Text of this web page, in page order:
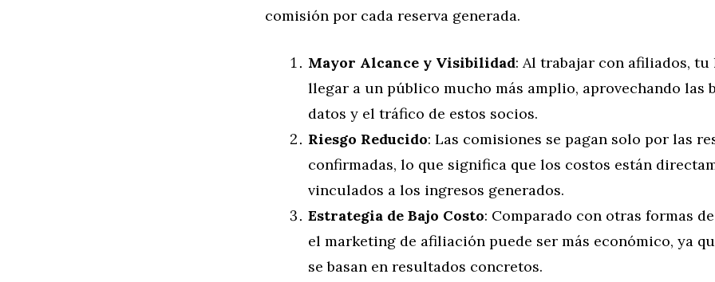
comisión por cada reserva generada.
Mayor Alcance y Visibilidad: Al trabajar con afiliados, tu
llegar a un público mucho más amplio, aprovechando las
datos y el tráfico de estos socios.
Riesgo Reducido: Las comisiones se pagan solo por las
confirmadas, lo que significa que los costos están
vinculados a los ingresos generados.
Estrategia de Bajo Costo: Comparado con otras formas
el marketing de afiliación puede ser más económico, ya
se basan en resultados concretos.